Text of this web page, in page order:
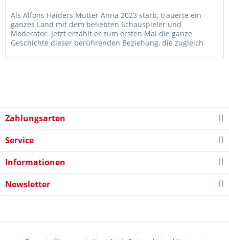
Als Alfons Haiders Mutter Anna 2023 starb, trauerte ein
ganzes Land mit dem beliebten Schauspieler und
Moderator. Jetzt erzählt er zum ersten Mal die ganze
Geschichte dieser berührenden Beziehung, die zugleich
Zahlungsarten
Service
Informationen
Newsletter